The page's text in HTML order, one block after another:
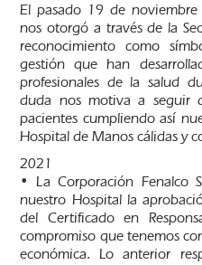
El pasado 19 de
nos otorgó a través de la
reconocimiento como
gestión que han
profesionales de la salud
duda nos motiva a
pacientes cumpliendo así
Hospital de Manos cálidas y
2021
• La Corporación Fenalco
nuestro Hospital la
del Certificado en
compromiso que tenemos
económica. Lo anterior